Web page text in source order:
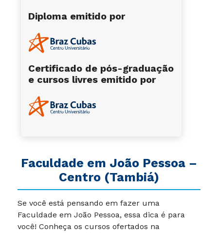
Faculdade em João Pessoa –
Centro (Tambiá)
Se você está pensando em fazer uma
Faculdade em João Pessoa, essa dica é para
você! Conheça os cursos ofertados na
Diploma emitido por
Certificado de pós-graduação
e cursos livres emitido por